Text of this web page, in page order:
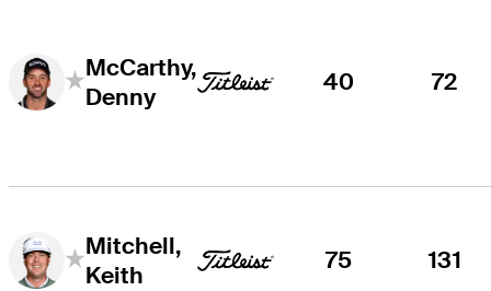
McCarthy,
Denny
40 72
Mitchell,
Keith
75 131